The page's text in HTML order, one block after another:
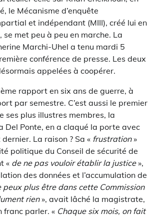
le Mécanisme d’enquête
et indépendant (MIII), créé lui en
met peu à peu en marche. La
Marchi-Uhel a tenu mardi 5
conférence de presse. Les deux
appelées à coopérer.
rapport en six ans de guerre, à
par semestre. C’est aussi le premier
ses plus illustres membres, la
Del Ponte, en a claqué la porte avec
La raison ? Sa « frustration»
politique du Conseil de sécurité de
« de ne pas vouloir établir la justice»,
des données et l’accumulation de
peux plus être dans cette Commission
rien», avait lâché la magistrate,
franc parler. « Chaque six mois, on fait